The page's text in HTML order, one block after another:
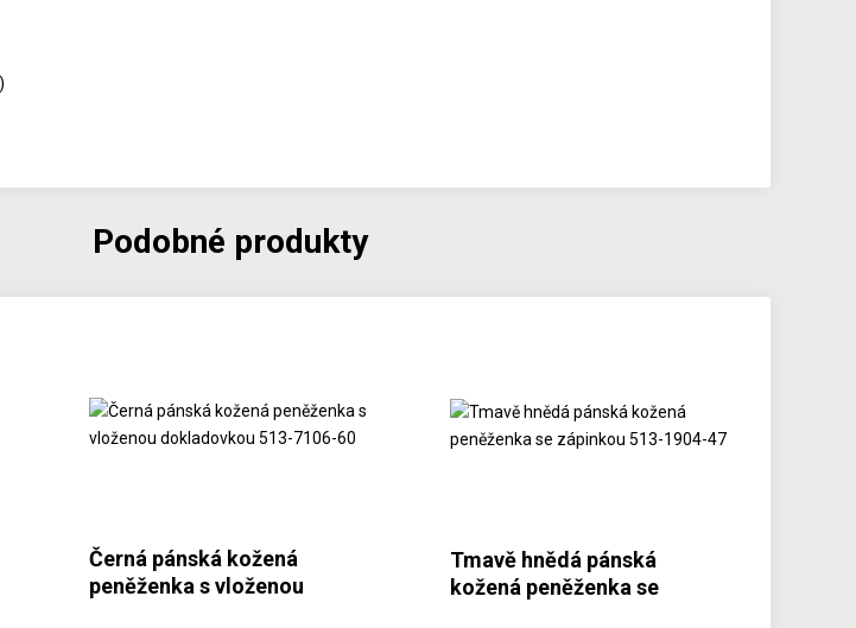
Podobné produkty
Černá pánská kožená
peněženka s vloženou
Tmavě hnědá pánská
kožená peněženka se